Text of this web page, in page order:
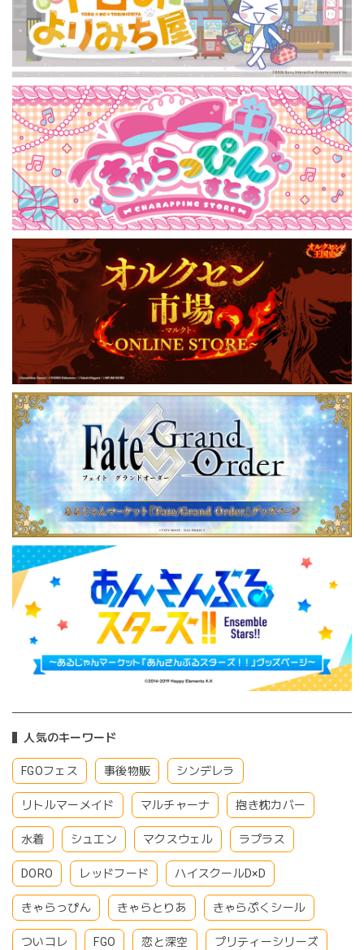
人気のキーワード
FGOフェス 事後物販 シンデレラ
リトルマーメイド マルチャーナ 抱き枕カバー
水着 シュエン マクスウェル ラプラス
DORO レッドフード ハイスクールD×D
きゃらっぴん きゃらとりあ きゃらぷくシール
ついコレ FGO 恋と深空 プリティーシリーズ